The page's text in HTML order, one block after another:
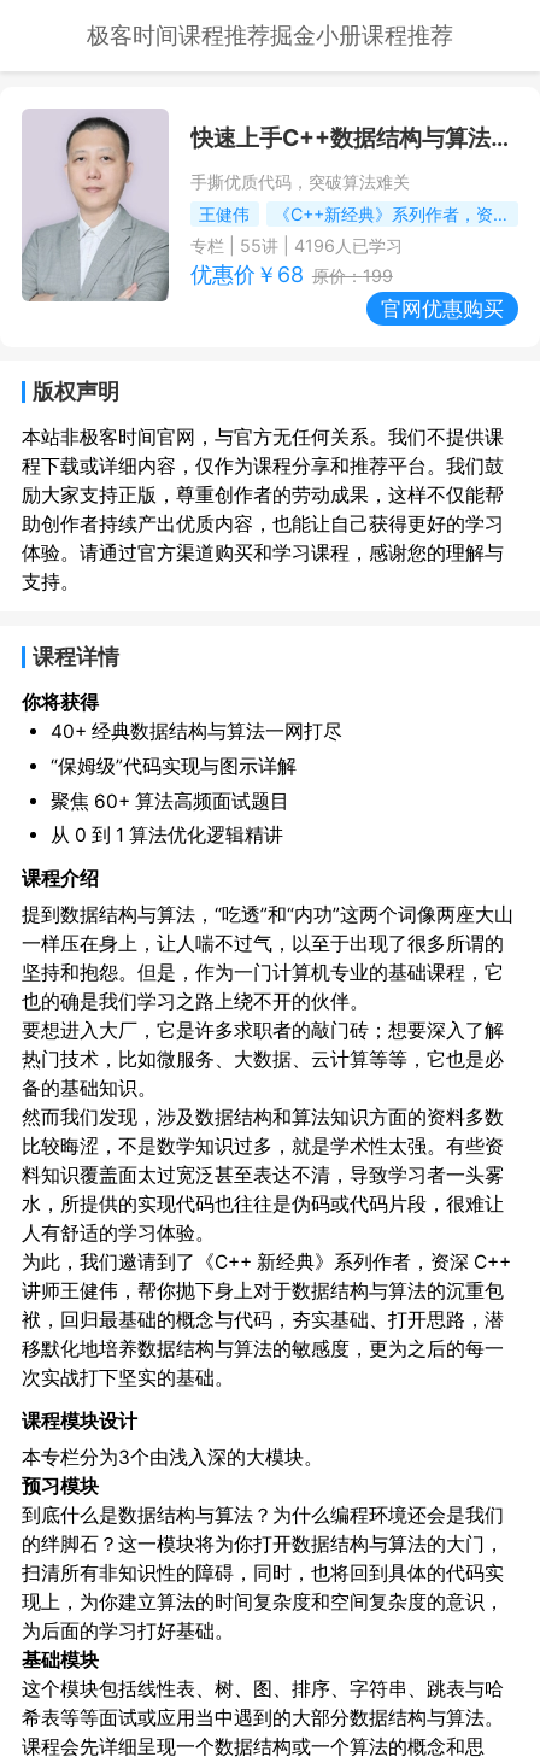
极客时间课程推荐掘金小册课程推荐
快速上手C++数据结构与算法
--极
手撕优质代码，突破算法难关
王健伟
《C++新经典》系列作者，资深C++讲师
专栏
55讲 | 4196 人已学习
优惠价￥ 68 原价：199
官网优惠购买
版权声明
本站非极客时间官网，与官方无任何关系。我们不提供课
程下载或详细内容，仅作为课程分享和推荐平台。我们鼓
励大家支持正版，尊重创作者的劳动成果，这样不仅能帮
助创作者持续产出优质内容，也能让自己获得更好的学习
体验。请通过官方渠道购买和学习课程，感谢您的理解与
支持。
课程详情
你将获得
40+ 经典数据结构与算法一网打尽
“保姆级”代码实现与图示详解
聚焦 60+ 算法高频面试题目
从 0 到 1 算法优化逻辑精讲
课程介绍
提到数据结构与算法，“吃透”和“内功”这两个词像两座大山
一样压在身上，让人喘不过气，以至于出现了很多所谓的
坚持和抱怨。但是，作为一门计算机专业的基础课程，它
也的确是我们学习之路上绕不开的伙伴。
要想进入大厂，它是许多求职者的敲门砖；想要深入了解
热门技术，比如微服务、大数据、云计算等等，它也是必
备的基础知识。
然而我们发现，涉及数据结构和算法知识方面的资料多数
比较晦涩，不是数学知识过多，就是学术性太强。有些资
料知识覆盖面太过宽泛甚至表达不清，导致学习者一头雾
水，所提供的实现代码也往往是伪码或代码片段，很难让
人有舒适的学习体验。
为此，我们邀请到了《C++ 新经典》系列作者，资深 C++
讲师王健伟，帮你抛下身上对于数据结构与算法的沉重包
袱，回归最基础的概念与代码，夯实基础、打开思路，潜
移默化地培养数据结构与算法的敏感度，更为之后的每一
次实战打下坚实的基础。
课程模块设计
本专栏分为3个由浅入深的大模块。
预习模块
到底什么是数据结构与算法？为什么编程环境还会是我们
的绊脚石？这一模块将为你打开数据结构与算法的大门，
扫清所有非知识性的障碍，同时，也将回到具体的代码实
现上，为你建立算法的时间复杂度和空间复杂度的意识，
为后面的学习打好基础。
基础模块
这个模块包括线性表、树、图、排序、字符串、跳表与哈
希表等等面试或应用当中遇到的大部分数据结构与算法。
课程会先详细呈现一个数据结构或一个算法的概念和思